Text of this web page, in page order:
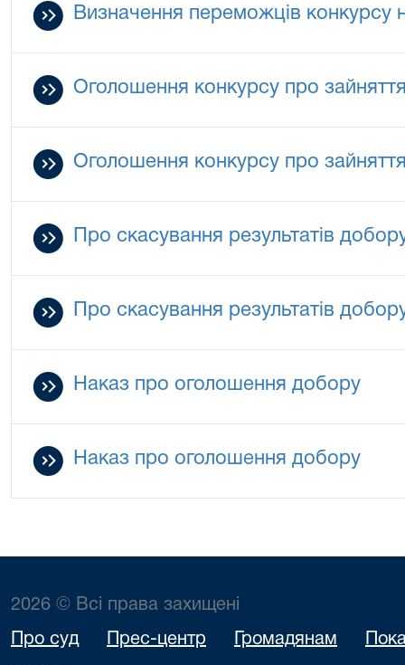
Визначення переможців конкурсу
Оголошення конкурсу про
Оголошення конкурсу про
Про скасування результатів
Про скасування результатів
Наказ про оголошення добору
Наказ про оголошення добору
2026 © Всі права захищені
Про суд Прес-центр Громадянам